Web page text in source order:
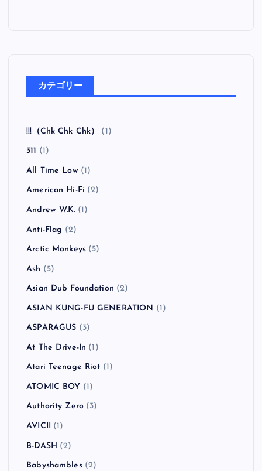
カテゴリー
!!!（Chk Chk Chk） (1)
311 (1)
All Time Low(1)
American Hi-Fi (2)
Andrew W.K. (1)
Anti-Flag (2)
Arctic Monkeys (5)
Ash (5)
Asian Dub Foundation (2)
ASIAN KUNG-FU GENERATION (1)
ASPARAGUS (3)
At The Drive-In (1)
Atari Teenage Riot (1)
ATOMIC BOY (1)
Authority Zero (3)
AVICII (1)
B-DASH (2)
Babyshambles(2)